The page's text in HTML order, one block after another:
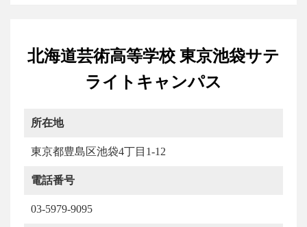
北海道芸術高等学校 東京池袋サテ
ライトキャンパス
所在地
東京都豊島区池袋4丁目1-12
電話番号
03-5979-9095